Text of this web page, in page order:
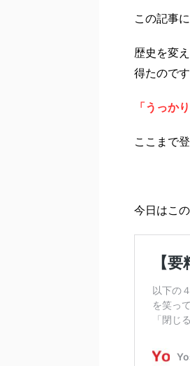
この記事
歴史を変
得たのです
「うっか
ここまで
今日はこの